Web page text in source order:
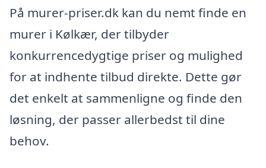
På murer-priser.dk kan du nemt finde en
murer i Kølkær, der tilbyder
konkurrencedygtige priser og mulighed
for at indhente tilbud direkte. Dette gør
det enkelt at sammenligne og finde den
løsning, der passer allerbedst til dine
behov.